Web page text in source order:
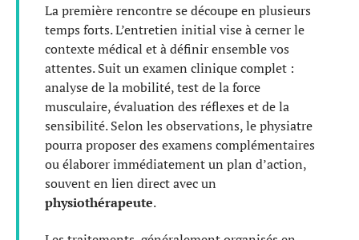
La première rencontre se découpe en plusieurs
temps forts. L’entretien initial vise à cerner le
contexte médical et à définir ensemble vos
attentes. Suit un examen clinique complet :
analyse de la mobilité, test de la force
musculaire, évaluation des réflexes et de la
sensibilité. Selon les observations, le physiatre
pourra proposer des examens complémentaires
ou élaborer immédiatement un plan d’action,
souvent en lien direct avec un
physiothérapeute.